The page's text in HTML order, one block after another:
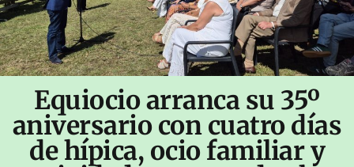
Equiocio arranca su 35º
aniversario con cuatro días
de hípica, ocio familiar y